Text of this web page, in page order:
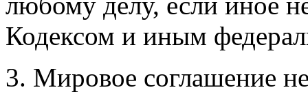
Кодексом и иным
3. Мировое соглашение